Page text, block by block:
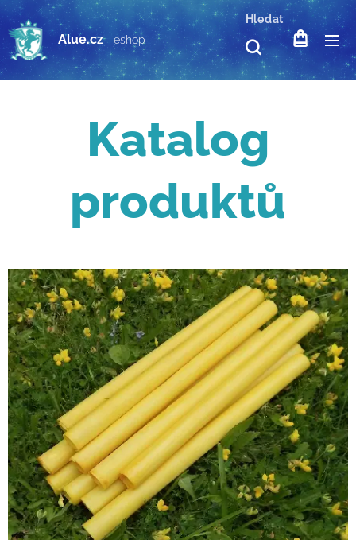
Alue.cz- eshop
Hledat
Katalog
produktů